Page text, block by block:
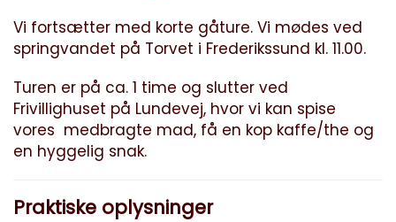
Vi fortsætter med korte gåture. Vi mødes ved
springvandet på Torvet i Frederikssund kl. 11.00.
Turen er på ca. 1 time og slutter ved
Frivillighuset på Lundevej, hvor vi kan spise
vores medbragte mad, få en kop kaffe/the og
en hyggelig snak.
Praktiske oplysninger